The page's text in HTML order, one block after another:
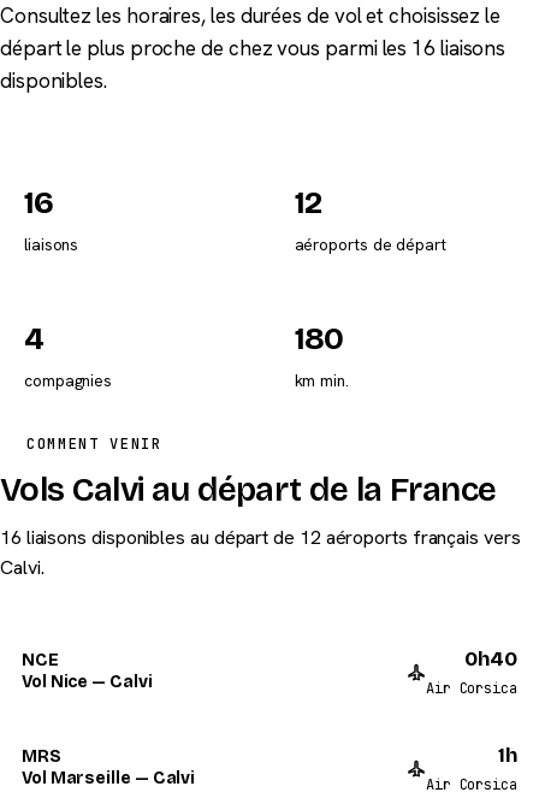
Consultez les horaires, les durées de vol et choisissez le
départ le plus proche de chez vous parmi les 16 liaisons
disponibles.
16
liaisons
12
aéroports de départ
4
compagnies
180
km min.
COMMENT VENIR
Vols Calvi au départ de la France
16 liaisons disponibles au départ de 12 aéroports français vers
Calvi.
NCE
Vol Nice — Calvi
0h40
Air Corsica
MRS
Vol Marseille — Calvi
1h
Air Corsica